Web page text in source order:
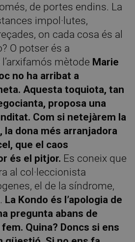
de portes endins. La
impol·lutes,
on cada cosa és al
O potser és a
mètode Marie
no ha arribat a
Aquesta toquiota, tan
proposa una
Com si netejàrem la
la dona més arranjadora
que el caos
és el pitjor. Es coneix que
al col·leccionista
el de la síndrome,
La Kondo és l’apologia de
pregunta abans de
Quina? Doncs si ens